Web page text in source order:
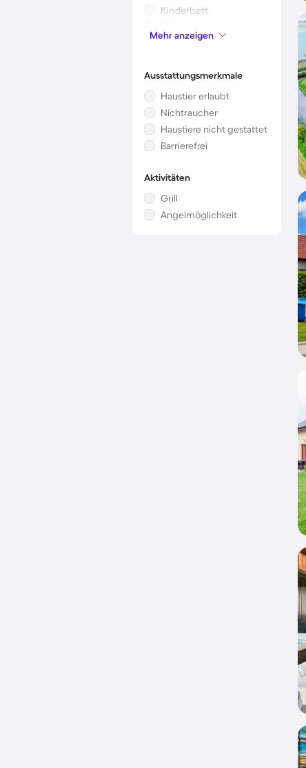
Kinderbett
Mikrowelle
Klimaanlage
Mehr anzeigen
Ausstattungsmerkmale
Haustier erlaubt
Nichtraucher
Haustiere nicht gestattet
Barrierefrei
Aktivitäten
Grill
Angelmöglichkeit